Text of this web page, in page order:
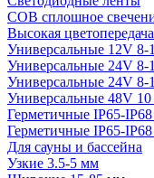
COB сплошное
Высокая
Универсальные 12V 8-
Универсальные 24V
Универсальные 24V
Универсальные 48V
Герметичные IP65-
Герметичные IP65-
Для сауны и бассейна
Узкие 3.5-5 мм